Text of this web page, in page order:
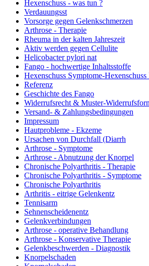
Hexenschuss - was tun ?
Verdauungsst
Vorsorge gegen Gelenkschmerzen
Arthrose - Therapie
Rheuma in der kalten Jahreszeit
Aktiv werden gegen Cellulite
Helicobacter pylori nat
Fango - hochwertige Inhaltsstoffe
Hexenschuss Symptome-
Referenz
Geschichte des Fango
Widerrufsrecht & Muster-
Versand- & Zahlungsbedingungen
Impressum
Hautprobleme - Ekzeme
Ursachen von Durchfall (Diarrh
Arthrose - Symptome
Arthrose - Abnutzung der Knorpel
Chronische Polyarthritis - Therapie
Chronische Polyarthritis - Symptome
Chronische Polyarthritis
Arthritis - eitrige Gelenkentz
Tennisarm
Sehnenscheidenentz
Gelenkverbindungen
Arthrose - operative Behandlung
Arthrose - Konservative Therapie
Gelenkbeschwerden - Diagnostik
Knorpelschaden